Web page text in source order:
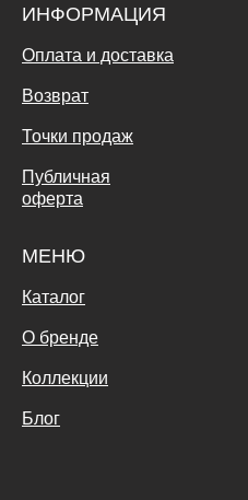
ИНФОРМАЦИЯ
Оплата и доставка
Возврат
Точки продаж
Публичная
оферта
МЕНЮ
Каталог
О бренде
Коллекции
Блог